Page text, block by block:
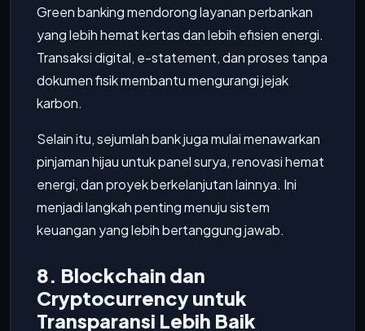
Green banking mendorong layanan perbankan
yang lebih hemat kertas dan lebih efisien energi.
Transaksi digital, e-statement, dan proses tanpa
dokumen fisik membantu mengurangi jejak
karbon.
Selain itu, sejumlah bank juga mulai menawarkan
pinjaman hijau untuk panel surya, renovasi hemat
energi, dan proyek berkelanjutan lainnya. Ini
menjadi langkah penting menuju sistem
keuangan yang lebih bertanggung jawab.
8. Blockchain dan
Cryptocurrency untuk
Transparansi Lebih Baik